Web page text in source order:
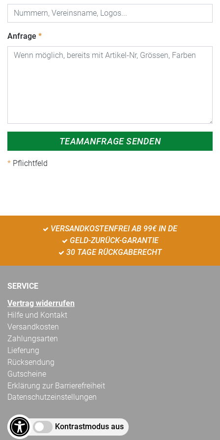
Anfrage
TEAMANFRAGE SENDEN
Pflichtfeld
VERSANDKOSTENFREI AB 99€ IN DE
GELD-ZURÜCK-GARANTIE
30 TAGE RÜCKGABERECHT
SERVICE
Vertrag widerrufen
Hilfe und Kontakt
Versandkosten
Zahlungsarten
Lieferung
Rücksendung
Gutscheine
Erklärung zur Barrierefreiheit
Datenschutzeinstellungen
Kontrastmodus aus